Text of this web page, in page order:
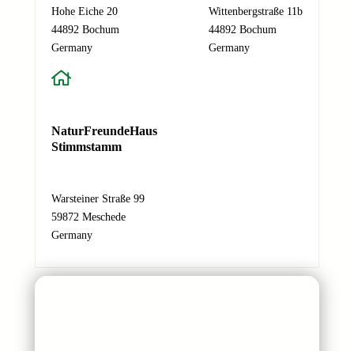
d
r
e
s
a
r
i
c
t
Hohe Eiche 20
44892 Bochum
Germany
Wittenbergstraße 11b
44892 Bochum
Germany
NaturFreundeHaus
Stimmstamm
Warsteiner Straße 99
59872 Meschede
Germany